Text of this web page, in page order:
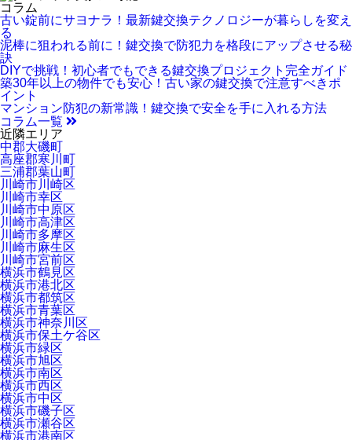
コラム
古い錠前にサヨナラ！最新鍵交換テクノロジーが暮らしを変え
る
泥棒に狙われる前に！鍵交換で防犯力を格段にアップさせる秘
訣
DIYで挑戦！初心者でもできる鍵交換プロジェクト完全ガイド
築30年以上の物件でも安心！古い家の鍵交換で注意すべきポ
イント
マンション防犯の新常識！鍵交換で安全を手に入れる方法
コラム一覧
近隣エリア
中郡大磯町
高座郡寒川町
三浦郡葉山町
川崎市川崎区
川崎市幸区
川崎市中原区
川崎市高津区
川崎市多摩区
川崎市麻生区
川崎市宮前区
横浜市鶴見区
横浜市港北区
横浜市都筑区
横浜市青葉区
横浜市神奈川区
横浜市保土ケ谷区
横浜市緑区
横浜市旭区
横浜市南区
横浜市西区
横浜市中区
横浜市磯子区
横浜市瀬谷区
横浜市港南区